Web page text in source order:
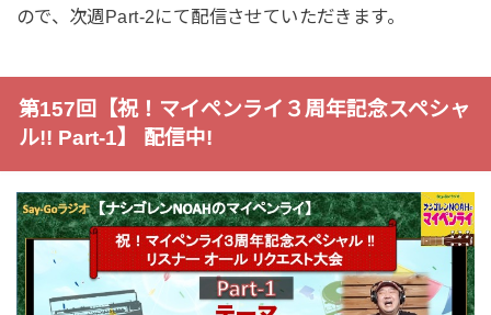
ので、次週Part-2にて配信させていただきます。
第157回【祝！マイペンライ３周年記念スペシャ
ル!! Part-1】 配信中!